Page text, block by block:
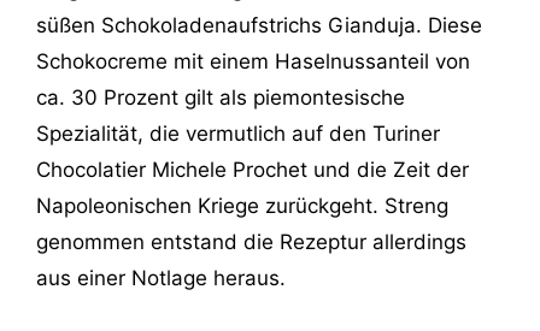
süßen Schokoladenaufstrichs Gianduja. Diese
Schokocreme mit einem Haselnussanteil von
ca. 30 Prozent gilt als piemontesische
Spezialität, die vermutlich auf den Turiner
Chocolatier Michele Prochet und die Zeit der
Napoleonischen Kriege zurückgeht. Streng
genommen entstand die Rezeptur allerdings
aus einer Notlage heraus.